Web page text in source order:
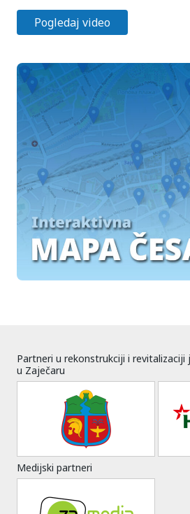
Pogledaj video
Partneri u rekonstrukciji i revitalizaciji
u Zaječaru
Medijski partneri